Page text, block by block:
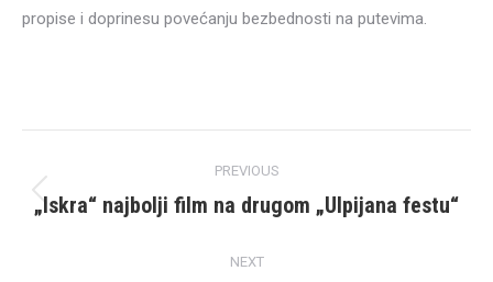
propise i doprinesu povećanju bezbednosti na putevima.
navigation
PREVIOUS
Previous
„Iskra“ najbolji film na drugom „Ulpijana festu“
NEXT